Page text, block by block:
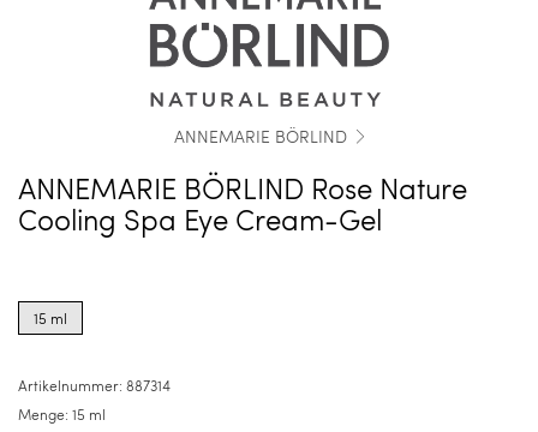
ANNEMARIE BÖRLIND
ANNEMARIE BÖRLIND Rose Nature
Cooling Spa Eye Cream-Gel
options
for15 ml
Artikelnummer: 887314
Menge: 15 ml